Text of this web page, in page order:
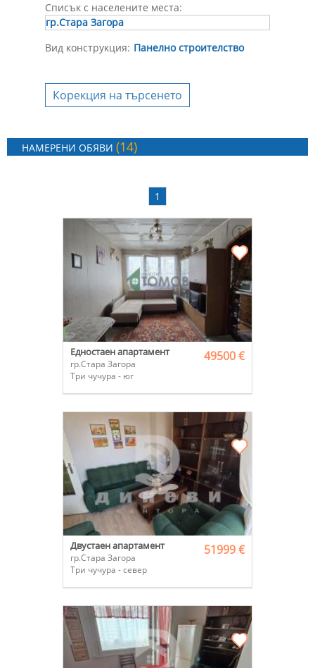
Списък с населените места:
гр.Стара Загора
Вид конструкция: Панелно строителство
Корекция на търсенето
НАМЕРЕНИ ОБЯВИ(14)
1
Едностаен апартамент
гр.Стара Загора
Три чучура - юг
49500 €
Двустаен апартамент
гр.Стара Загора
Три чучура - север
51999 €